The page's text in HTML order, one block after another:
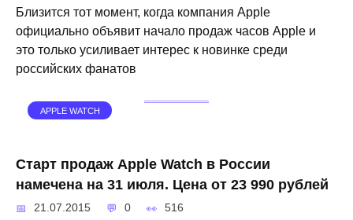
Близится тот момент, когда компания Apple
официально объявит начало продаж часов Apple и
это только усиливает интерес к новинке среди
российских фанатов
APPLE WATCH
Старт продаж Apple Watch в России
намечена на 31 июля. Цена от 23 990 рублей
21.07.2015 0 516